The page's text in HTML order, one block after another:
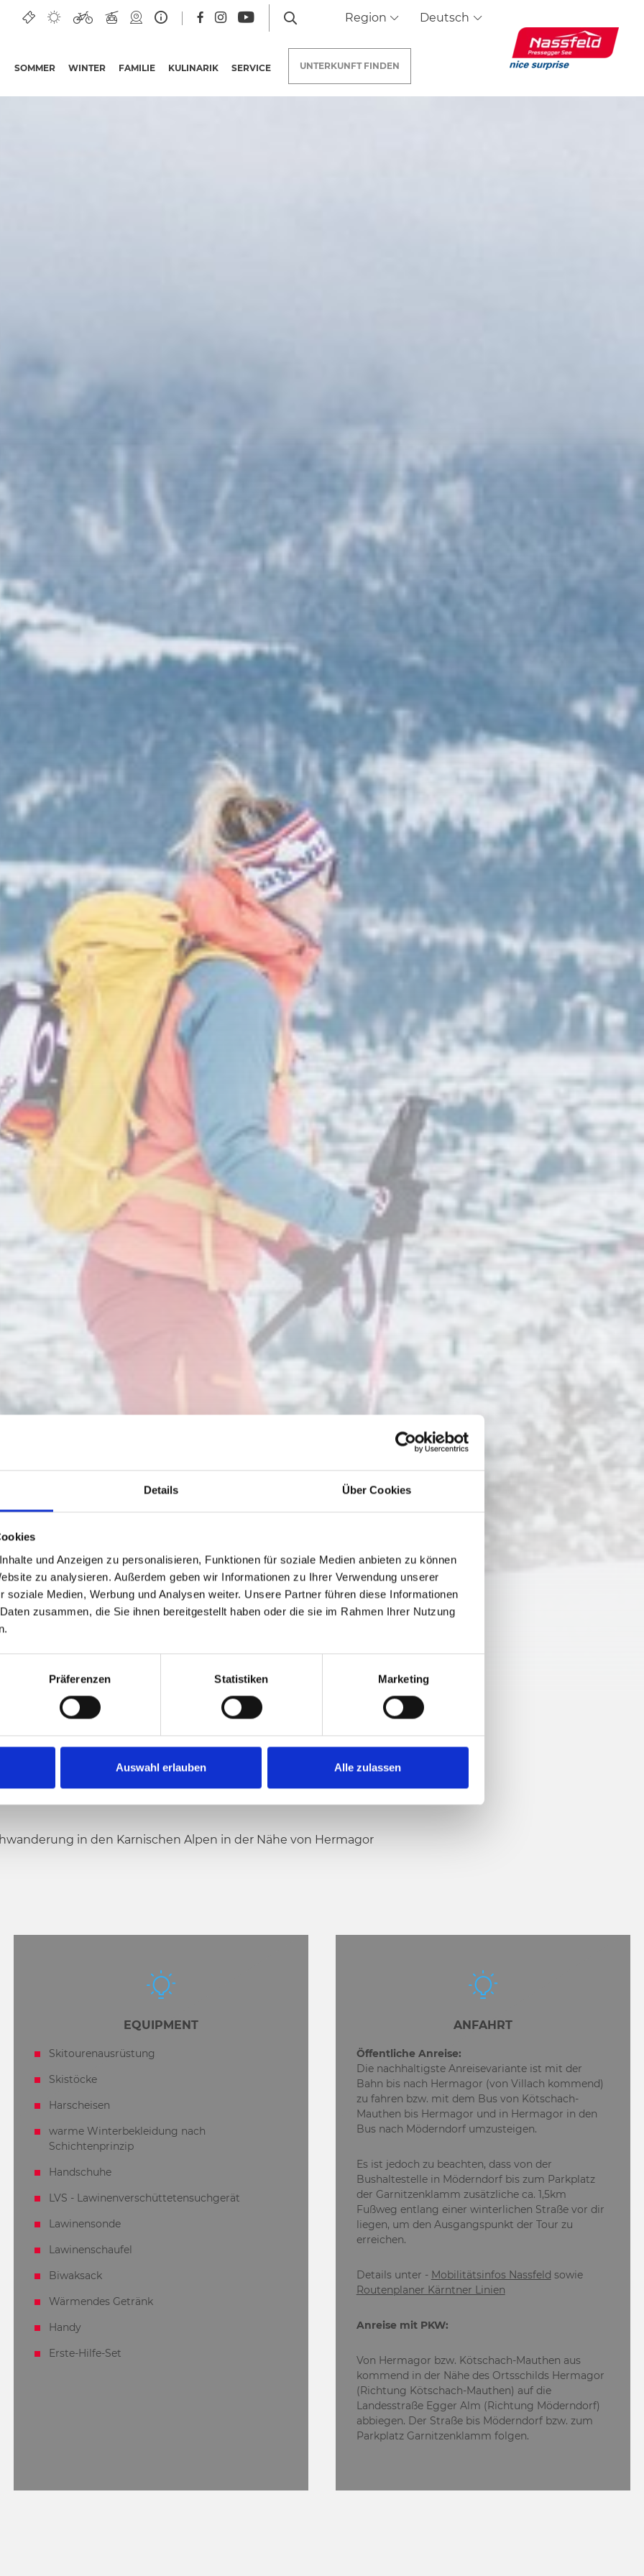
Details Über Cookies
und Anzeigen zu personalisieren, Funktionen für soziale Medien anbieten zu können
zu analysieren. Außerdem geben wir Informationen zu Ihrer Verwendung unserer
soziale Medien, Werbung und Analysen weiter. Unsere Partner führen diese Informationen
zusammen, die Sie ihnen bereitgestellt haben oder die sie im Rahmen Ihrer Nutzung
Präferenzen Statistiken Marketing
Auswahl erlauben Alle zulassen
Region Deutsch
SOMMER WINTER FAMILIE KULINARIK SERVICE UNTERKUNFT FINDEN
1407 hm
in den Karnischen Alpen in der Nähe von Hermagor
EQUIPMENT
Skitourenausrüstung
Skistöcke
Harscheisen
warme Winterbekleidung nach
Schichtenprinzip
Handschuhe
LVS - Lawinenverschüttetensuchgerät
Lawinensonde
Lawinenschaufel
Biwaksack
Wärmendes Getränk
Handy
Erste-Hilfe-Set
ANFAHRT
Öffentliche Anreise:
Die nachhaltigste Anreisevariante ist mit der
Bahn bis nach Hermagor (von Villach kommend)
zu fahren bzw. mit dem Bus von Kötschach-
Mauthen bis Hermagor und in Hermagor in den
Bus nach Möderndorf umzusteigen.
Es ist jedoch zu beachten, dass von der
Bushaltestelle in Möderndorf bis zum Parkplatz
der Garnitzenklamm zusätzliche ca. 1,5km
Fußweg entlang einer winterlichen Straße vor dir
liegen, um den Ausgangspunkt der Tour zu
erreichen.
Details unter - Mobilitätsinfos Nassfeld sowie
Routenplaner Kärntner Linien
Anreise mit PKW:
Von Hermagor bzw. Kötschach-Mauthen aus
kommend in der Nähe des Ortsschilds Hermagor
(Richtung Kötschach-Mauthen) auf die
Landesstraße Egger Alm (Richtung Möderndorf)
abbiegen. Der Straße bis Möderndorf bzw. zum
Parkplatz Garnitzenklamm folgen.